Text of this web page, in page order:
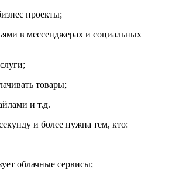
проекты;
в мессенджерах и социальных
товары;
и т.д.
и более нужна тем, кто:
облачные сервисы;